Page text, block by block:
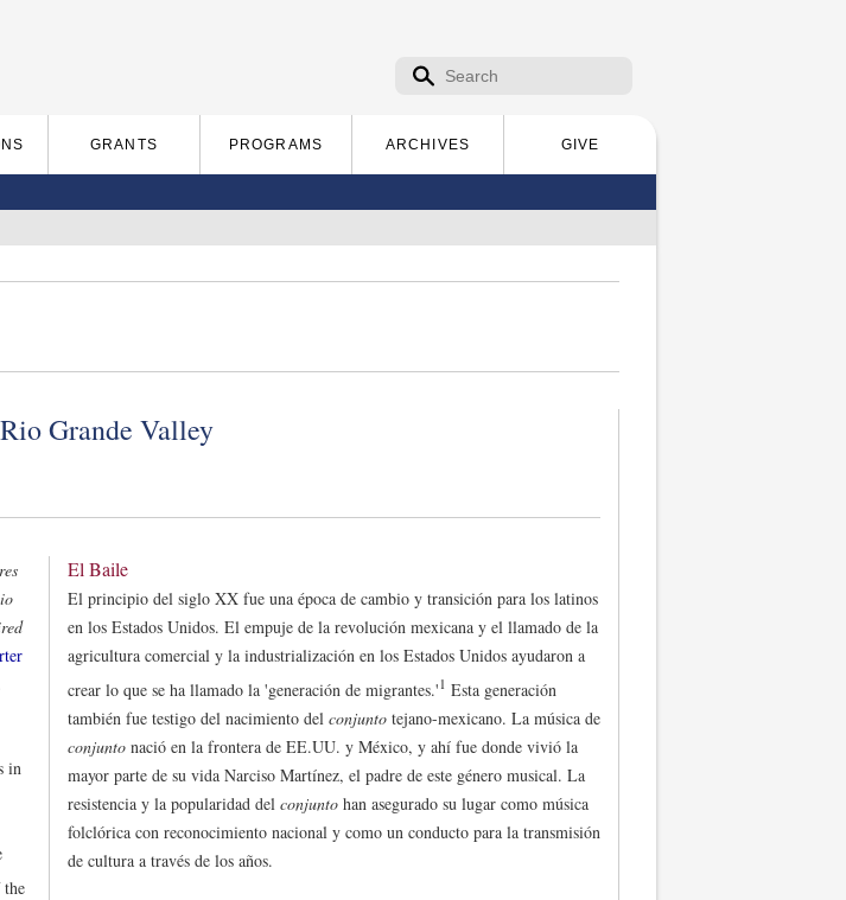
Search form
Search
GRANTS PROGRAMS ARCHIVES GIVE
Grande Valley
in
El Baile
El principio del siglo XX fue una época de cambio y transición para los latinos
en los Estados Unidos. El empuje de la revolución mexicana y el llamado de la
agricultura comercial y la industrialización en los Estados Unidos ayudaron a
crear lo que se ha llamado la 'generación de migrantes.'1 Esta generación
también fue testigo del nacimiento del conjunto tejano-mexicano. La música de
conjunto nació en la frontera de EE.UU. y México, y ahí fue donde vivió la
mayor parte de su vida Narciso Martínez, el padre de este género musical. La
resistencia y la popularidad del conjunto han asegurado su lugar como música
folclórica con reconocimiento nacional y como un conducto para la transmisión
de cultura a través de los años.